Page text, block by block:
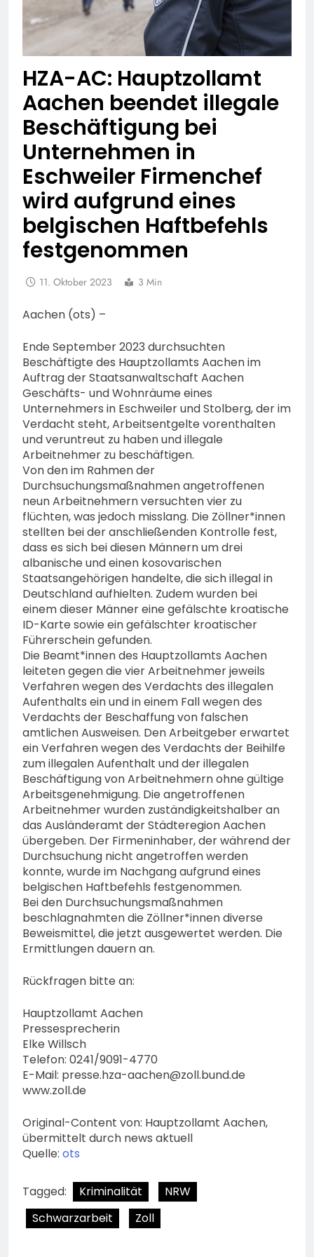
HZA-AC: Hauptzollamt
Aachen beendet illegale
Beschäftigung bei
Unternehmen in
Eschweiler Firmenchef
wird aufgrund eines
belgischen Haftbefehls
festgenommen
11. Oktober 2023 3 Min
Aachen (ots) –
Ende September 2023 durchsuchten
Beschäftigte des Hauptzollamts Aachen im
Auftrag der Staatsanwaltschaft Aachen
Geschäfts- und Wohnräume eines
Unternehmers in Eschweiler und Stolberg, der im
Verdacht steht, Arbeitsentgelte vorenthalten
und veruntreut zu haben und illegale
Arbeitnehmer zu beschäftigen.
Von den im Rahmen der
Durchsuchungsmaßnahmen angetroffenen
neun Arbeitnehmern versuchten vier zu
flüchten, was jedoch misslang. Die Zöllner*innen
stellten bei der anschließenden Kontrolle fest,
dass es sich bei diesen Männern um drei
albanische und einen kosovarischen
Staatsangehörigen handelte, die sich illegal in
Deutschland aufhielten. Zudem wurden bei
einem dieser Männer eine gefälschte kroatische
ID-Karte sowie ein gefälschter kroatischer
Führerschein gefunden.
Die Beamt*innen des Hauptzollamts Aachen
leiteten gegen die vier Arbeitnehmer jeweils
Verfahren wegen des Verdachts des illegalen
Aufenthalts ein und in einem Fall wegen des
Verdachts der Beschaffung von falschen
amtlichen Ausweisen. Den Arbeitgeber erwartet
ein Verfahren wegen des Verdachts der Beihilfe
zum illegalen Aufenthalt und der illegalen
Beschäftigung von Arbeitnehmern ohne gültige
Arbeitsgenehmigung. Die angetroffenen
Arbeitnehmer wurden zuständigkeitshalber an
das Ausländeramt der Städteregion Aachen
übergeben. Der Firmeninhaber, der während der
Durchsuchung nicht angetroffen werden
konnte, wurde im Nachgang aufgrund eines
belgischen Haftbefehls festgenommen.
Bei den Durchsuchungsmaßnahmen
beschlagnahmten die Zöllner*innen diverse
Beweismittel, die jetzt ausgewertet werden. Die
Ermittlungen dauern an.
Rückfragen bitte an:
Hauptzollamt Aachen
Pressesprecherin
Elke Willsch
Telefon: 0241/9091-4770
E-Mail: presse.hza-aachen@zoll.bund.de
www.zoll.de
Original-Content von: Hauptzollamt Aachen,
übermittelt durch news aktuell
Quelle: ots
Tagged: Kriminalität
NRW
Schwarzarbeit
Zoll